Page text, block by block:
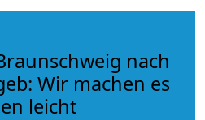
nach
Wir machen es
leicht